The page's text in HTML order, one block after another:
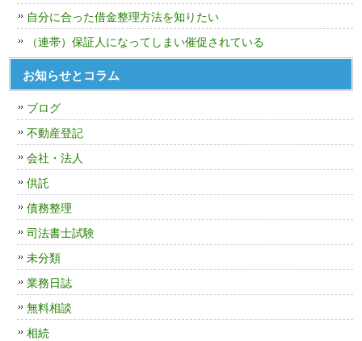
自分に合った借金整理方法を知りたい
（連帯）保証人になってしまい催促されている
お知らせとコラム
ブログ
不動産登記
会社・法人
供託
債務整理
司法書士試験
未分類
業務日誌
無料相談
相続